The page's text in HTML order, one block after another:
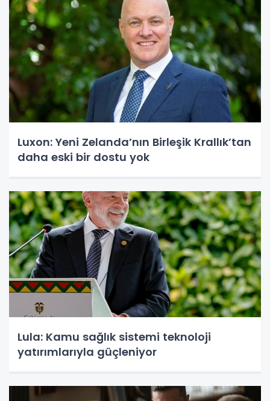
Luxon: Yeni Zelanda’nın Birleşik Krallık’tan
daha eski bir dostu yok
Lula: Kamu sağlık sistemi teknoloji
yatırımlarıyla güçleniyor